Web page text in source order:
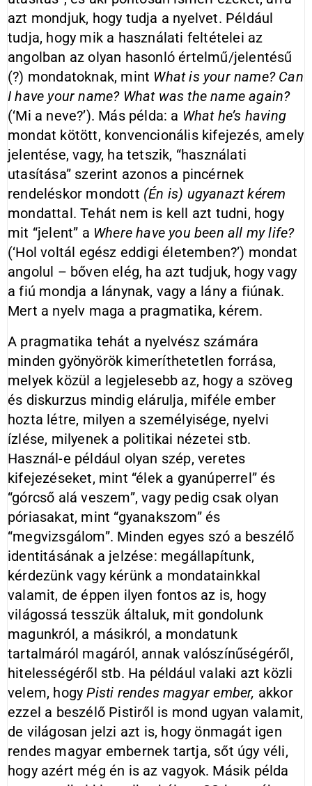
azt mondjuk, hogy tudja a nyelvet. Például
tudja, hogy mik a használati feltételei az
angolban az olyan hasonló értelmű/jelentésű
(?) mondatoknak, mint What is your name? Can
I have your name? What was the name again?
(‘Mi a neve?’). Más példa: a What he’s having
mondat kötött, konvencionális kifejezés, amely
jelentése, vagy, ha tetszik, “használati
utasítása” szerint azonos a pincérnek
rendeléskor mondott (Én is) ugyanazt kérem
mondattal. Tehát nem is kell azt tudni, hogy
mit “jelent” a Where have you been all my life?
(‘Hol voltál egész eddigi életemben?’) mondat
angolul – bőven elég, ha azt tudjuk, hogy vagy
a fiú mondja a lánynak, vagy a lány a fiúnak.
Mert a nyelv maga a pragmatika, kérem.
A pragmatika tehát a nyelvész számára
minden gyönyörök kimeríthetetlen forrása,
melyek közül a legjelesebb az, hogy a szöveg
és diskurzus mindig elárulja, miféle ember
hozta létre, milyen a személyisége, nyelvi
ízlése, milyenek a politikai nézetei stb.
Használ-e például olyan szép, veretes
kifejezéseket, mint “élek a gyanúperrel” és
“górcső alá veszem”, vagy pedig csak olyan
póriasakat, mint “gyanakszom” és
“megvizsgálom”. Minden egyes szó a beszélő
identitásának a jelzése: megállapítunk,
kérdezünk vagy kérünk a mondatainkkal
valamit, de éppen ilyen fontos az is, hogy
világossá tesszük általuk, mit gondolunk
magunkról, a másikról, a mondatunk
tartalmáról magáról, annak valószínűségéről,
hitelességéről stb. Ha például valaki azt közli
velem, hogyPisti rendes magyar ember, akkor
ezzel a beszélő Pistiről is mond ugyan valamit,
de világosan jelzi azt is, hogy önmagát igen
rendes magyar embernek tartja, sőt úgy véli,
hogy azért még én is az vagyok. Másik példa